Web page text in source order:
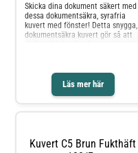
Läs mer här
Skicka dina dokument säkert med
dessa dokumentsäkra, syrafria
kuvert med fönster! Detta snygga,
dokumentsäkra kuvert gör så att
att det inte går att se igenom det.
Kuvertet är syrafritt! - Syrafritt -
Självhäftande förslutning -
Kuvert C5 Brun Fukthäft